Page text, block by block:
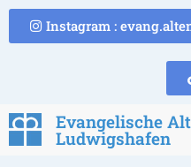
Instagram :
Evangelische
Ludwigshafen